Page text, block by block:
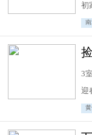
初
3
迎